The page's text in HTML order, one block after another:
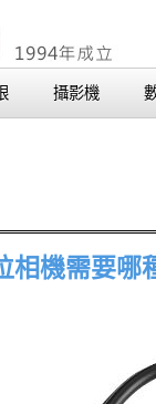
攝影機
相機需要哪